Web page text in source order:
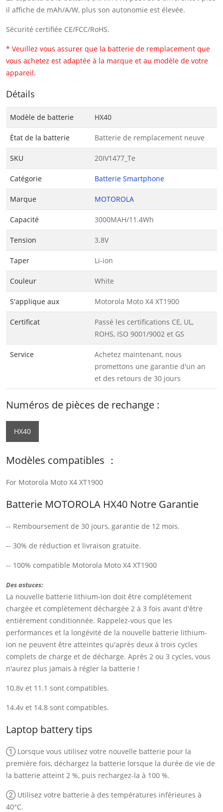
il affiche de mAh/A/W, plus son autonomie est élevée.
Sécurité certifiée CE/FCC/RoHS.
* Veuillez vous assurer que la batterie de remplacement que
vous achetez est adaptée à la marque et au modèle de votre
appareil.
Détails
Modèle de batterie HX40
État de la batterie Batterie de remplacement neuve
SKU 20IV1477_Te
Catégorie Batterie Smartphone
Marque MOTOROLA
Capacité 3000MAH/11.4Wh
Tension 3.8V
Taper Li-ion
Couleur White
S'applique aux Motorola Moto X4 XT1900
Certificat
Passé les certifications CE, UL,
ROHS, ISO 9001/9002 et GS
Service
Achetez maintenant, nous
promettons une garantie d'un an
et des retours de 30 jours
Numéros de pièces de rechange :
HX40
Modèles compatibles ：
For Motorola Moto X4 XT1900
Batterie MOTOROLA HX40 Notre Garantie
-- Remboursement de 30 jours, garantie de 12 mois.
-- 30% de réduction et livraison gratuite.
-- 100% compatible Motorola Moto X4 XT1900
Des astuces:
La nouvelle batterie lithium-ion doit être complètement
chargée et complètement déchargée 2 à 3 fois avant d'être
entièrement conditionnée. Rappelez-vous que les
performances et la longévité de la nouvelle batterie lithium-
ion ne peuvent être atteintes qu'après deux à trois cycles
complets de charge et de décharge. Après 2 ou 3 cycles, vous
n'aurez plus jamais à régler la batterie !
10.8v et 11.1 sont compatibles.
14.4v et 14.8 sont compatibles.
Laptop battery tips
① Lorsque vous utilisez votre nouvelle batterie pour la
première fois, déchargez la batterie lorsque la durée de vie de
la batterie atteint 2 %, puis rechargez-la à 100 %.
② Utilisez votre batterie à des températures inférieures à
40°C.